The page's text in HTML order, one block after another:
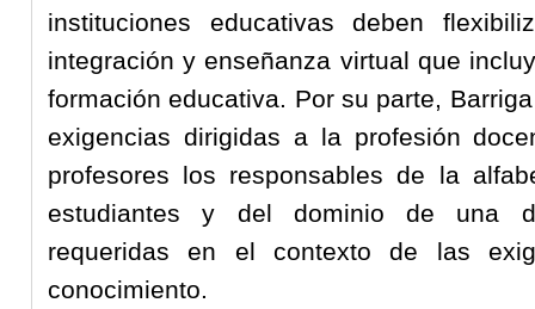
instituciones educativas deben
integración y enseñanza virtual que
formación educativa. Por su parte,
exigencias dirigidas a la profesión
profesores los responsables de la
estudiantes y del dominio de una
requeridas en el contexto de las
conocimiento.